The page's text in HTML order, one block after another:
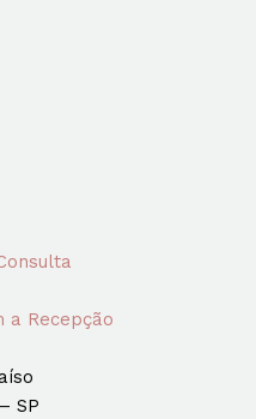
a Recepção
SP